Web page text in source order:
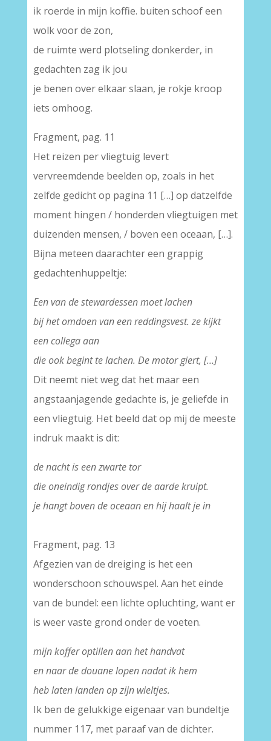
ik roerde in mijn koffie. buiten schoof een
wolk voor de zon,
de ruimte werd plotseling donkerder, in
gedachten zag ik jou
je benen over elkaar slaan, je rokje kroop
iets omhoog.
Fragment, pag. 11
Het reizen per vliegtuig levert
vervreemdende beelden op, zoals in het
zelfde gedicht op pagina 11 […] op datzelfde
moment hingen / honderden vliegtuigen met
duizenden mensen, / boven een oceaan, […].
Bijna meteen daarachter een grappig
gedachtenhuppeltje:
Een van de stewardessen moet lachen
bij het omdoen van een reddingsvest. ze kijkt
een collega aan
die ook begint te lachen. De motor giert, […]
Dit neemt niet weg dat het maar een
angstaanjagende gedachte is, je geliefde in
een vliegtuig. Het beeld dat op mij de meeste
indruk maakt is dit:
de nacht is een zwarte tor
die oneindig rondjes over de aarde kruipt.
je hangt boven de oceaan en hij haalt je in
Fragment, pag. 13
Afgezien van de dreiging is het een
wonderschoon schouwspel. Aan het einde
van de bundel: een lichte opluchting, want er
is weer vaste grond onder de voeten.
mijn koffer optillen aan het handvat
en naar de douane lopen nadat ik hem
heb laten landen op zijn wieltjes.
Ik ben de gelukkige eigenaar van bundeltje
nummer 117, met paraaf van de dichter.